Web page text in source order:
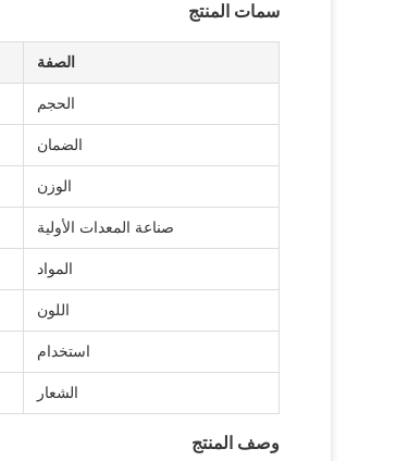
سمات المنتج
الصفة
الحجم
الضمان
الوزن
صناعة المعدات الأولية
المواد
اللون
استخدام
الشعار
وصف المنتج